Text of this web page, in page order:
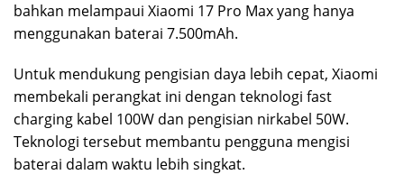
bahkan melampaui Xiaomi 17 Pro Max yang hanya
menggunakan baterai 7.500mAh.
Untuk mendukung pengisian daya lebih cepat, Xiaomi
membekali perangkat ini dengan teknologi fast
charging kabel 100W dan pengisian nirkabel 50W.
Teknologi tersebut membantu pengguna mengisi
baterai dalam waktu lebih singkat.